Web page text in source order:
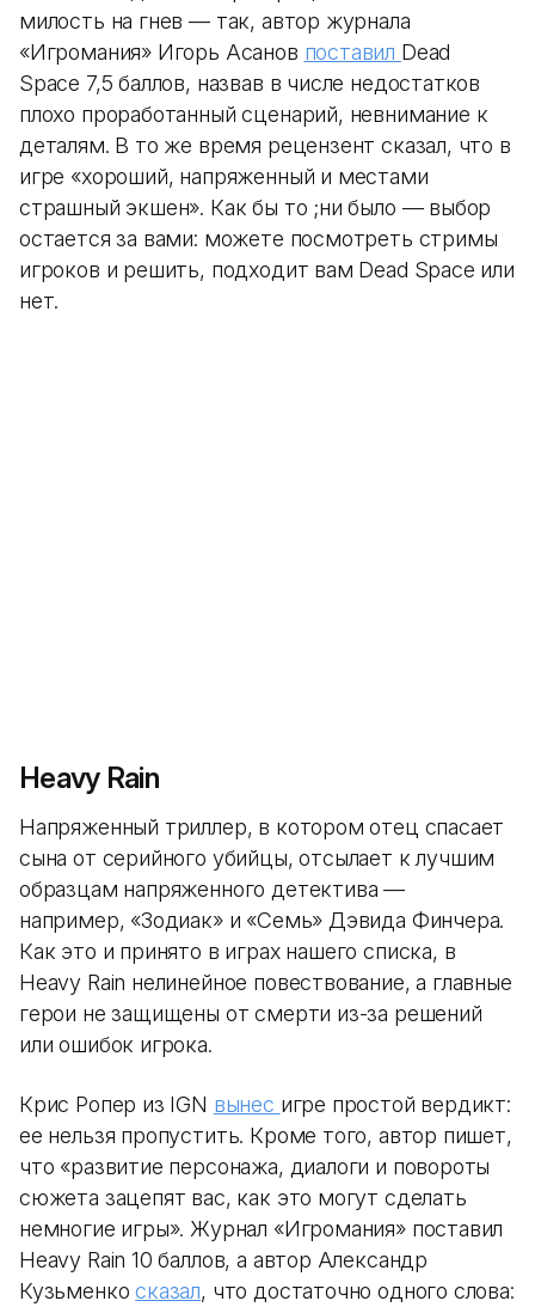
милость на гнев — так, автор журнала
«Игромания» Игорь Асанов поставил Dead
Space 7,5 баллов, назвав в числе недостатков
плохо проработанный сценарий, невнимание к
деталям. В то же время рецензент сказал, что в
игре «хороший, напряженный и местами
страшный экшен». Как бы то ;ни было — выбор
остается за вами: можете посмотреть стримы
игроков и решить, подходит вам Dead Space или
нет.
Heavy Rain
Напряженный триллер, в котором отец спасает
сына от серийного убийцы, отсылает к лучшим
образцам напряженного детектива —
например, «Зодиак» и «Семь» Дэвида Финчера.
Как это и принято в играх нашего списка, в
Heavy Rain нелинейное повествование, а главные
герои не защищены от смерти из-за решений
или ошибок игрока.
Крис Ропер из IGN вынес игре простой вердикт:
ее нельзя пропустить. Кроме того, автор пишет,
что «развитие персонажа, диалоги и повороты
сюжета зацепят вас, как это могут сделать
немногие игры». Журнал «Игромания» поставил
Heavy Rain 10 баллов, а автор Александр
Кузьменкосказал, что достаточно одного слова: